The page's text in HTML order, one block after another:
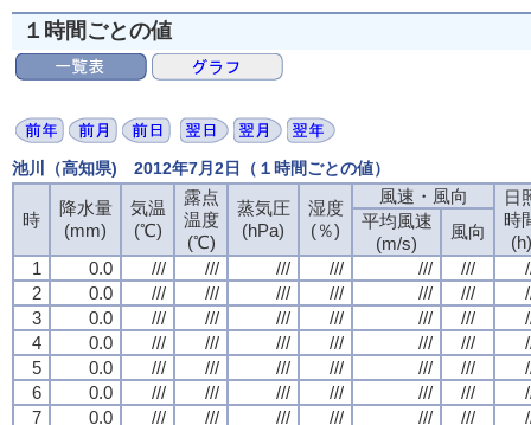
１時間ごとの値
池川（高知県) 2012年7月2日（１時間ごとの値）
時
降水量
(mm)
気温
(℃)
露点
温度
(℃)
蒸気圧
(hPa)
湿度
(％)
風速・風向
日
時
(h)
平均風速
(m/s)
風向
1
0.0 /// /// /// /// /// ///
2
0.0 /// /// /// /// /// ///
3
0.0 /// /// /// /// /// ///
4
0.0 /// /// /// /// /// ///
5
0.0 /// /// /// /// /// ///
6
0.0 /// /// /// /// /// ///
7
0.0 /// /// /// /// /// ///